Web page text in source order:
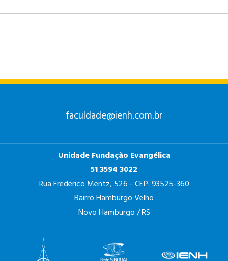
faculdade@ienh.com.br
Unidade Fundação Evangélica
51 3594 3022
Rua Frederico Mentz, 526 - CEP: 93525-360
Bairro Hamburgo Velho
Novo Hamburgo / RS